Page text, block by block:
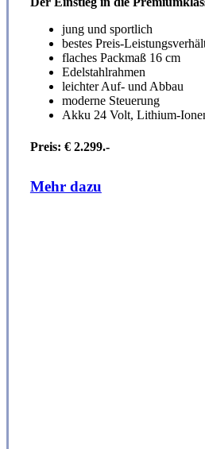
jung und sportlich
bestes Preis-
flaches Packmaß 16 cm
Edelstahlrahmen
leichter Auf- und Abbau
moderne Steuerung
Akku 24 Volt, Lithium-
Preis: € 2.299.-
Mehr dazu